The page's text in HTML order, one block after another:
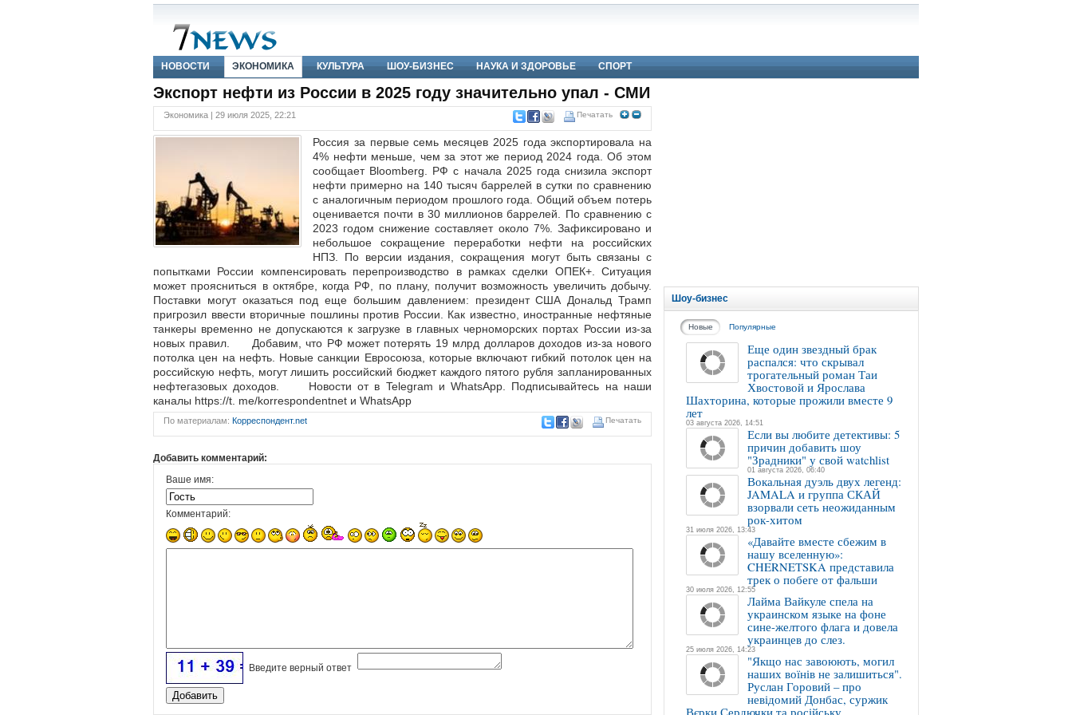
НОВОСТИ ЭКОНОМИКА КУЛЬТУРА ШОУ-БИЗНЕС НАУКА И ЗДОРОВЬЕ СПОРТ
Экспорт нефти из России в 2025 году значительно упал - СМИ
Печатать
Экономика | 29 июля 2025, 22:21
Россия за первые семь месяцев 2025 года экспортировала на
4% нефти меньше, чем за этот же период 2024 года. Об этом
сообщает Bloomberg. РФ с начала 2025 года снизила экспорт
нефти примерно на 140 тысяч баррелей в сутки по сравнению
с аналогичным периодом прошлого года. Общий объем потерь
оценивается почти в 30 миллионов баррелей. По сравнению с
2023 годом снижение составляет около 7%. Зафиксировано и
небольшое сокращение переработки нефти на российских
НПЗ. По версии издания, сокращения могут быть связаны с
попытками России компенсировать перепроизводство в рамках сделки ОПЕК+. Ситуация
может проясниться в октябре, когда РФ, по плану, получит возможность увеличить добычу.
Поставки могут оказаться под еще большим давлением: президент США Дональд Трамп
пригрозил ввести вторичные пошлины против России. Как известно, иностранные нефтяные
танкеры временно не допускаются к загрузке в главных черноморских портах России из-за
новых правил. Добавим, что РФ может потерять 19 млрд долларов доходов из-за нового
потолка цен на нефть. Новые санкции Евросоюза, которые включают гибкий потолок цен на
российскую нефть, могут лишить российский бюджет каждого пятого рубля запланированных
нефтегазовых доходов. Новости от в Telegram и WhatsApp. Подписывайтесь на наши
каналы https://t. me/korrespondentnet и WhatsApp
Печатать
По материалам: Корреспондент.net
Добавить комментарий:
Ваше имя:
Комментарий:
Введите верный ответ
Шоу-бизнес
Новые Популярные
Еще один звездный брак
распался: что скрывал
трогательный роман Таи
Хвостовой и Ярослава
Шахторина, которые прожили вместе 9
лет
03 августа 2026, 14:51
Если вы любите детективы: 5
причин добавить шоу
"Зрадники" у свой watchlist
01 августа 2026, 06:40
Вокальная дуэль двух легенд:
JAMALA и группа СКАЙ
взорвали сеть неожиданным
рок-хитом
31 июля 2026, 13:43
«Давайте вместе сбежим в
нашу вселенную»:
CHERNETSKA представила
трек о побеге от фальши
30 июля 2026, 12:55
Лайма Вайкуле спела на
украинском языке на фоне
сине-желтого флага и довела
украинцев до слез.
25 июля 2026, 14:23
"Якщо нас завоюють, могил
наших воїнів не залишиться".
Руслан Горовий – про
невідомий Донбас, суржик
Вєрки Сердючки та російську